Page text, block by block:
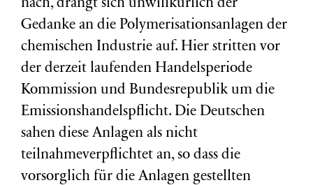
nach, drängt sich unwillkürlich der
Gedanke an die Polymerisationsanlagen der
chemischen Industrie auf. Hier stritten vor
der derzeit laufenden Handelsperiode
Kommission und Bundesrepublik um die
Emissionshandelspflicht. Die Deutschen
sahen diese Anlagen als nicht
teilnahmeverpflichtet an, so dass die
vorsorglich für die Anlagen gestellten